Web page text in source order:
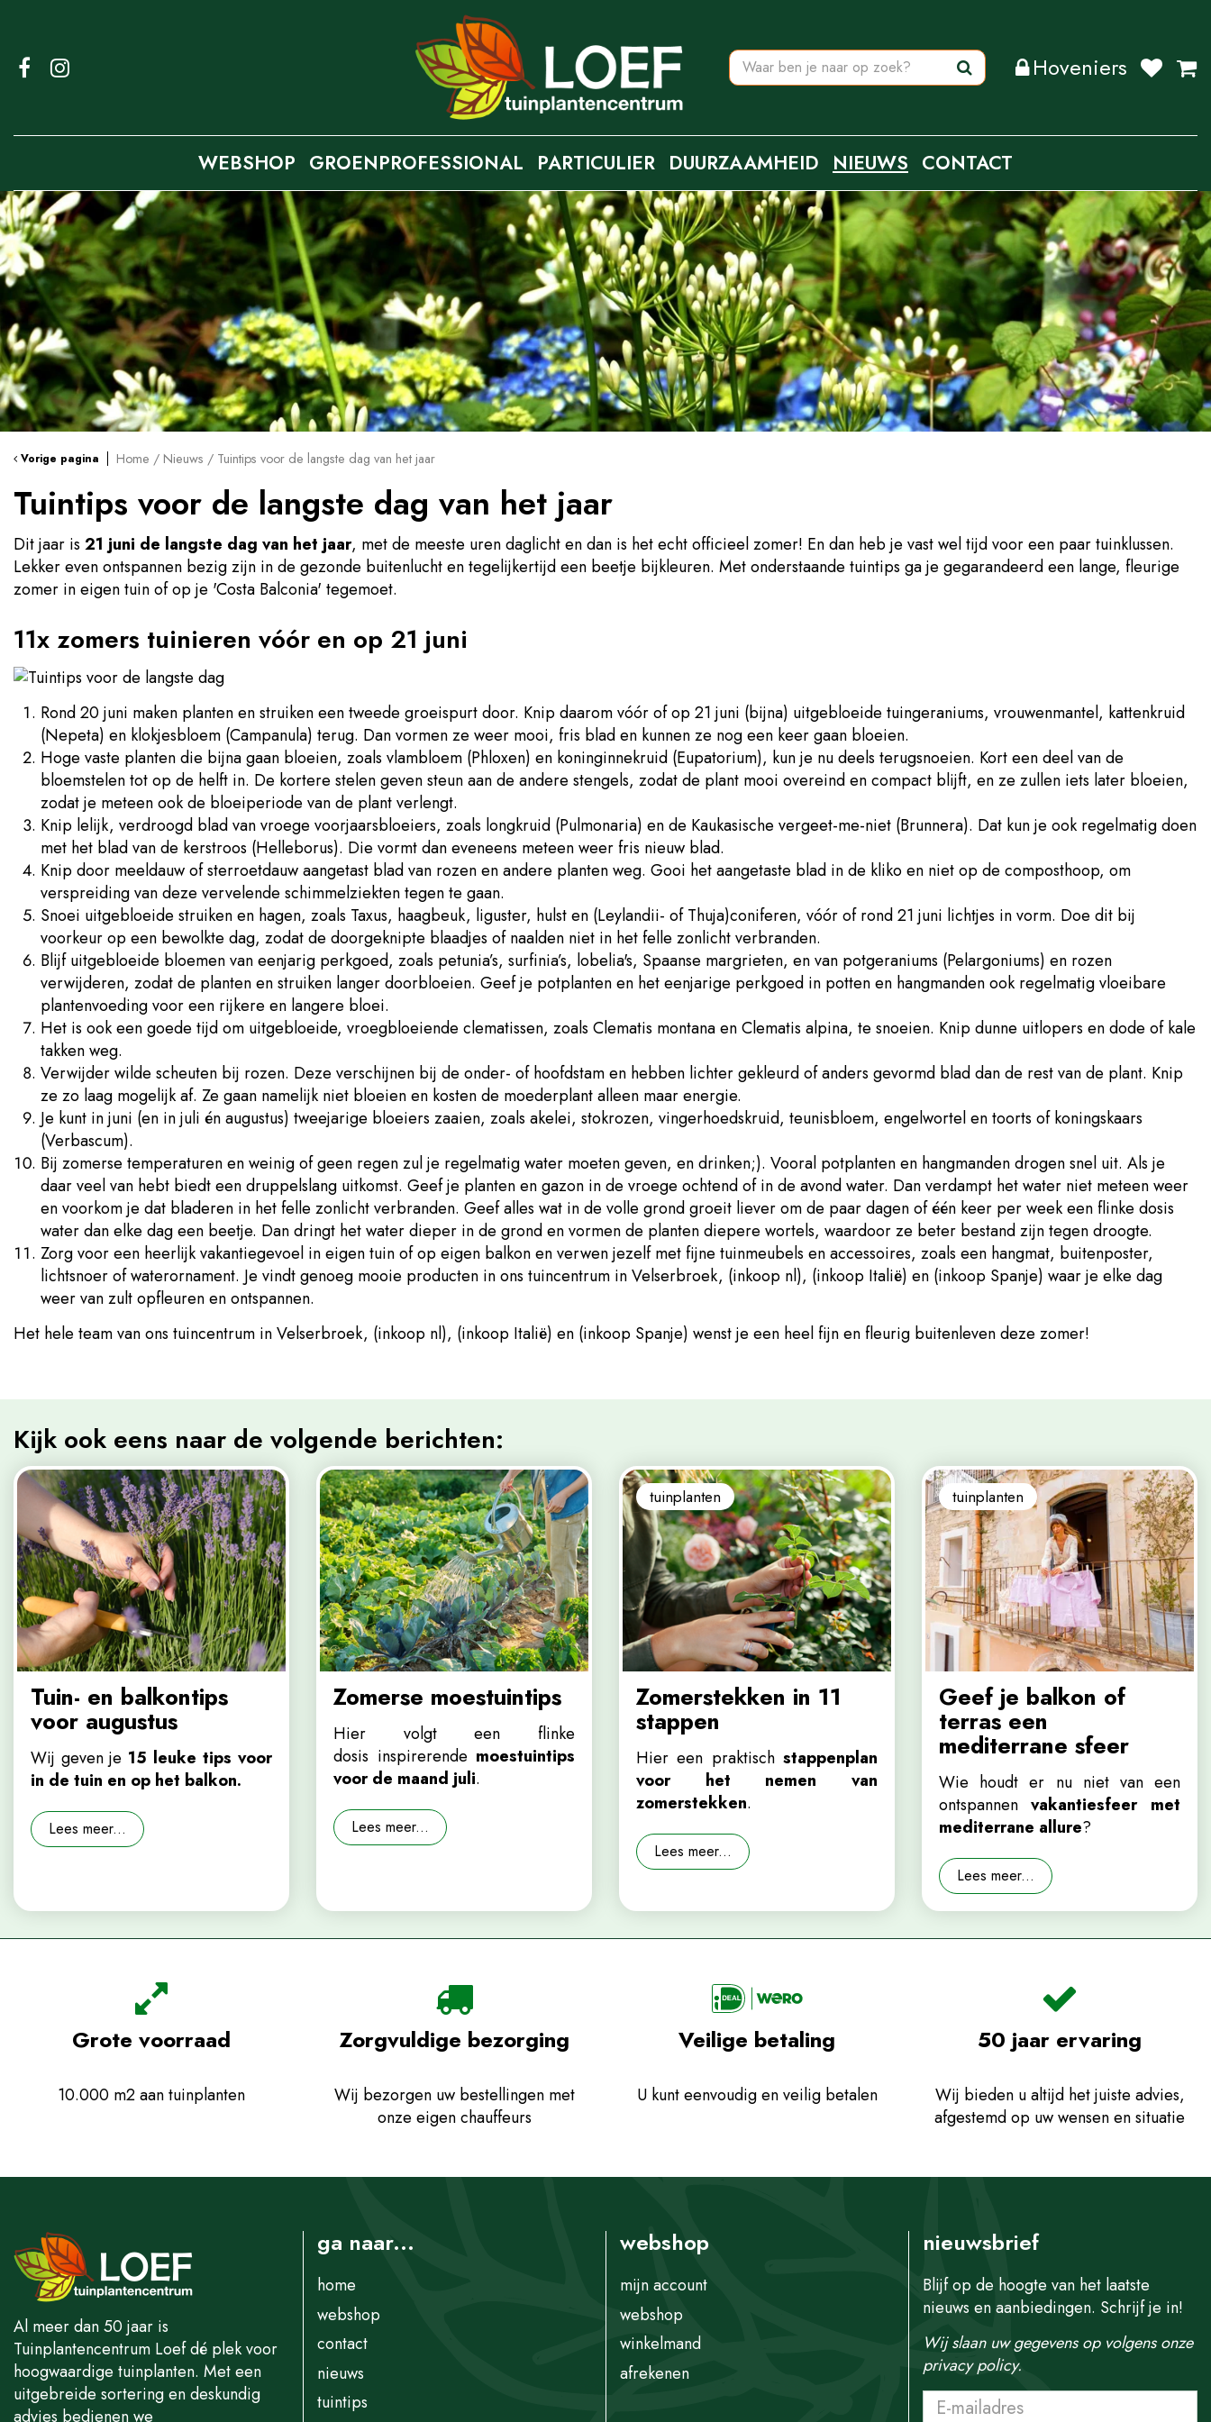
content
Vorige pagina Home Nieuws Tuintips voor de langste dag van het jaar
Hoveniers
WEBSHOP GROENPROFESSIONAL PARTICULIER DUURZAAMHEID NIEUWS CONTACT
Tuintips voor de langste dag van het jaar
Dit jaar is 21 juni de langste dag van het jaar, met de meeste uren daglicht en dan is het echt officieel zomer! En dan heb je vast wel tijd voor een paar tuinklussen.
Lekker even ontspannen bezig zijn in de gezonde buitenlucht en tegelijkertijd een beetje bijkleuren. Met onderstaande tuintips ga je gegarandeerd een lange, fleurige
zomer in eigen tuin of op je 'Costa Balconia' tegemoet.
11x zomers tuinieren vóór en op 21 juni
Rond 20 juni maken planten en struiken een tweede groeispurt door. Knip daarom vóór of op 21 juni (bijna) uitgebloeide tuingeraniums, vrouwenmantel, kattenkruid
(Nepeta) en klokjesbloem (Campanula) terug. Dan vormen ze weer mooi, fris blad en kunnen ze nog een keer gaan bloeien.
Hoge vaste planten die bijna gaan bloeien, zoals vlambloem (Phloxen) en koninginnekruid (Eupatorium), kun je nu deels terugsnoeien. Kort een deel van de
bloemstelen tot op de helft in. De kortere stelen geven steun aan de andere stengels, zodat de plant mooi overeind en compact blijft, en ze zullen iets later bloeien,
zodat je meteen ook de bloeiperiode van de plant verlengt.
Knip lelijk, verdroogd blad van vroege voorjaarsbloeiers, zoals longkruid (Pulmonaria) en de Kaukasische vergeet-me-niet (Brunnera). Dat kun je ook regelmatig doen
met het blad van de kerstroos (Helleborus). Die vormt dan eveneens meteen weer fris nieuw blad.
Knip door meeldauw of sterroetdauw aangetast blad van rozen en andere planten weg. Gooi het aangetaste blad in de kliko en niet op de composthoop, om
verspreiding van deze vervelende schimmelziekten tegen te gaan.
Snoei uitgebloeide struiken en hagen, zoals Taxus, haagbeuk, liguster, hulst en (Leylandii- of Thuja)coniferen, vóór of rond 21 juni lichtjes in vorm. Doe dit bij
voorkeur op een bewolkte dag, zodat de doorgeknipte blaadjes of naalden niet in het felle zonlicht verbranden.
Blijf uitgebloeide bloemen van eenjarig perkgoed, zoals petunia’s, surfinia’s, lobelia's, Spaanse margrieten, en van potgeraniums (Pelargoniums) en rozen
verwijderen, zodat de planten en struiken langer doorbloeien. Geef je potplanten en het eenjarige perkgoed in potten en hangmanden ook regelmatig vloeibare
plantenvoeding voor een rijkere en langere bloei.
Het is ook een goede tijd om uitgebloeide, vroegbloeiende clematissen, zoals Clematis montana en Clematis alpina, te snoeien. Knip dunne uitlopers en dode of kale
takken weg.
Verwijder wilde scheuten bij rozen. Deze verschijnen bij de onder- of hoofdstam en hebben lichter gekleurd of anders gevormd blad dan de rest van de plant. Knip
ze zo laag mogelijk af. Ze gaan namelijk niet bloeien en kosten de moederplant alleen maar energie.
Je kunt in juni (en in juli én augustus) tweejarige bloeiers zaaien, zoals akelei, stokrozen, vingerhoedskruid, teunisbloem, engelwortel en toorts of koningskaars
(Verbascum).
Bij zomerse temperaturen en weinig of geen regen zul je regelmatig water moeten geven, en drinken;). Vooral potplanten en hangmanden drogen snel uit. Als je
daar veel van hebt biedt een druppelslang uitkomst. Geef je planten en gazon in de vroege ochtend of in de avond water. Dan verdampt het water niet meteen weer
en voorkom je dat bladeren in het felle zonlicht verbranden. Geef alles wat in de volle grond groeit liever om de paar dagen of één keer per week een flinke dosis
water dan elke dag een beetje. Dan dringt het water dieper in de grond en vormen de planten diepere wortels, waardoor ze beter bestand zijn tegen droogte.
Zorg voor een heerlijk vakantiegevoel in eigen tuin of op eigen balkon en verwen jezelf met fijne tuinmeubels en accessoires, zoals een hangmat, buitenposter,
lichtsnoer of waterornament. Je vindt genoeg mooie producten in ons tuincentrum in Velserbroek, (inkoop nl), (inkoop Italië) en (inkoop Spanje) waar je elke dag
weer van zult opfleuren en ontspannen.
Het hele team van ons tuincentrum in Velserbroek, (inkoop nl), (inkoop Italië) en (inkoop Spanje) wenst je een heel fijn en fleurig buitenleven deze zomer!
Kijk ook eens naar de volgende berichten:
Tuin- en balkontips
voor augustus
Wij geven je 15 leuke tips voor
in de tuin en op het balkon.
Lees meer...
Zomerse moestuintips
Hier volgt een flinke
dosis inspirerende moestuintips
voor de maand juli.
Lees meer...
Zomerstekken in 11
stappen
tuinplanten
Hier een praktisch stappenplan
voor het nemen van
zomerstekken.
Lees meer...
Geef je balkon of
terras een
mediterrane sfeer
tuinplanten
Wie houdt er nu niet van een
ontspannen vakantiesfeer met
mediterrane allure?
Lees meer...
Grote voorraad
10.000 m2 aan tuinplanten
Zorgvuldige bezorging
Wij bezorgen uw bestellingen met
onze eigen chauffeurs
Veilige betaling
U kunt eenvoudig en veilig betalen
50 jaar ervaring
Wij bieden u altijd het juiste advies,
afgestemd op uw wensen en situatie
Al meer dan 50 jaar is
Tuinplantencentrum Loef dé plek voor
hoogwaardige tuinplanten. Met een
uitgebreide sortering en deskundig
advies bedienen we
ga naar...
home
webshop
contact
nieuws
tuintips
webshop
mijn account
webshop
winkelmand
afrekenen
nieuwsbrief
Blijf op de hoogte van het laatste
nieuws en aanbiedingen. Schrijf je in!
Wij slaan uw gegevens op volgens onze
privacy policy.